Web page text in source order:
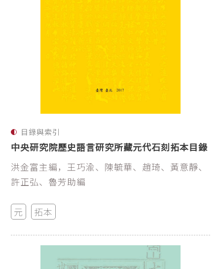
目錄與索引
中央研究院歷史語言研究所藏元代石刻拓本目錄
洪金富主編，王巧渝、陳毓華、趙琦、黃意靜、
許正弘、魯芳助編
元 拓本